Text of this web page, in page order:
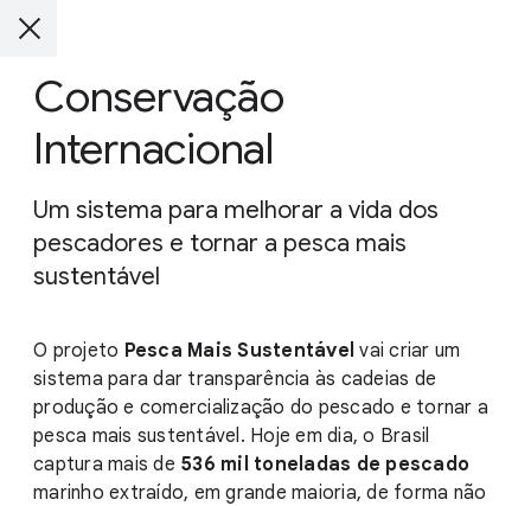
Conservação
Internacional
Um sistema para melhorar a vida dos
pescadores e tornar a pesca mais
sustentável
O projeto Pesca Mais Sustentável vai criar um
sistema para dar transparência às cadeias de
produção e comercialização do pescado e tornar a
pesca mais sustentável. Hoje em dia, o Brasil
captura mais de 536 mil toneladas de pescado
marinho extraído, em grande maioria, de forma não